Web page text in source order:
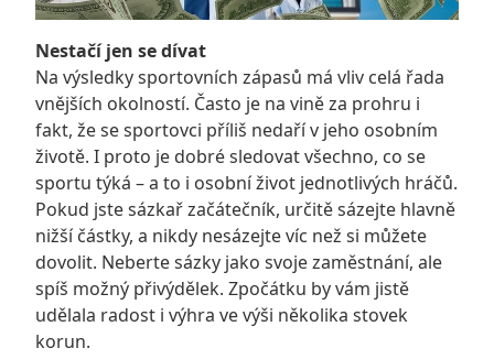
Nestačí jen se dívat
Na výsledky sportovních zápasů má vliv celá řada
vnějších okolností. Často je na vině za prohru i
fakt, že se sportovci příliš nedaří v jeho osobním
životě. I proto je dobré sledovat všechno, co se
sportu týká – a to i osobní život jednotlivých hráčů.
Pokud jste sázkař začátečník, určitě sázejte hlavně
nižší částky, a nikdy nesázejte víc než si můžete
dovolit. Neberte sázky jako svoje zaměstnání, ale
spíš možný přivýdělek. Zpočátku by vám jistě
udělala radost i výhra ve výši několika stovek
korun.